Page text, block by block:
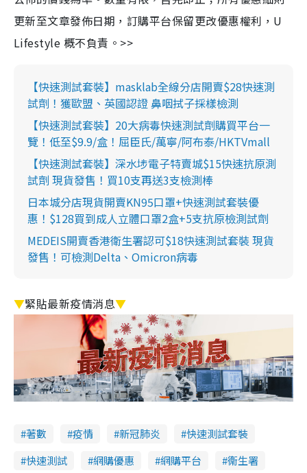
更新至文章發佈日期，訂購平台保留更改優惠權利，U
Lifestyle 概不負責。>>
【快速測試套裝】masklab全線分店開賣$28快速測
試劑！獲歐盟、英國認證 鼻咽拭子採樣檢測
【快速測試套裝】20大病毒快速測試劑購買平台一
覽！低至$9.9/盒！屈臣氏/萬寧/阿布泰/HKTVmall
【快速測試套裝】深水埗電子特賣城$15快速抗原測
試劑 現貨發售！買10支再送3支檢測棒
日本城分店現貨開賣KN95口罩+快速測試套裝優
惠！$128買到成人立體口罩2盒+5支抗原檢測試劑
MEDEIS開賣香港衛生署認可$18快速測試套裝 現貨
發售！可檢測Delta、Omicron病毒
▼緊貼最新疫情消息▼
著數 疫情 新冠肺炎
快速測試套裝
快速測試
網購優惠 網購平台
衞生署